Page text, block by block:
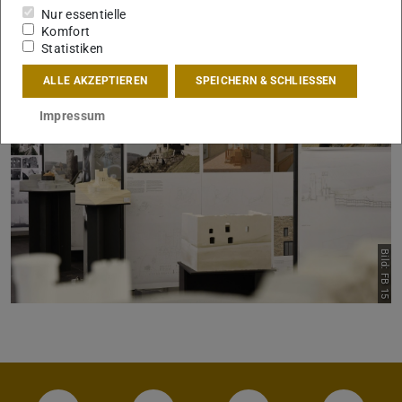
Ausgewählte Arbeiten stellen wir auf der Webseite
vor.
Bild: FB 15
Nur essentielle
Komfort
Statistiken
ALLE AKZEPTIEREN SPEICHERN & SCHLIESSEN
Impressum